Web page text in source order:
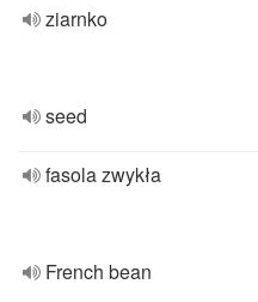
ziarnko
seed
fasola zwykła
French bean